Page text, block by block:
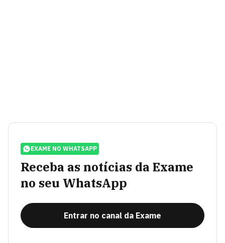
EXAME NO WHATSAPP
Receba as notícias da Exame
no seu WhatsApp
Entrar no canal da Exame